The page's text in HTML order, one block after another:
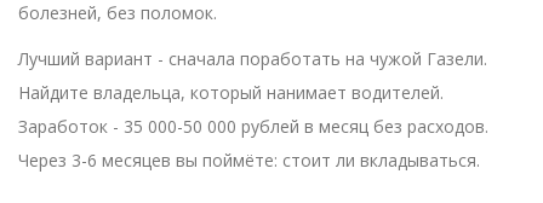
болезней, без поломок.
Лучший вариант - сначала поработать на чужой Газели.
Найдите владельца, который нанимает водителей.
Заработок - 35 000-50 000 рублей в месяц без расходов.
Через 3-6 месяцев вы поймёте: стоит ли вкладываться.